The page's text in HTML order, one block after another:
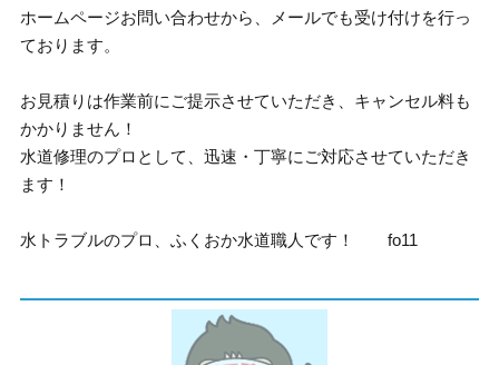
ホームページお問い合わせから、メールでも受け付けを行っ
ております。
お見積りは作業前にご提示させていただき、キャンセル料も
かかりません！
水道修理のプロとして、迅速・丁寧にご対応させていただき
ます！
水トラブルのプロ、ふくおか水道職人です！ fo11